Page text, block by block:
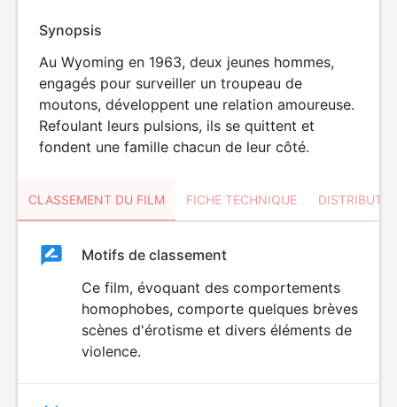
Synopsis
Au Wyoming en 1963, deux jeunes hommes,
engagés pour surveiller un troupeau de
moutons, développent une relation amoureuse.
Refoulant leurs pulsions, ils se quittent et
fondent une famille chacun de leur côté.
CLASSEMENT DU FILM FICHE TECHNIQUE
ClassementClassement
Motifs de classement
Ce film, évoquant des comportements
homophobes, comporte quelques brèves
scènes d'érotisme et divers éléments de
violence.